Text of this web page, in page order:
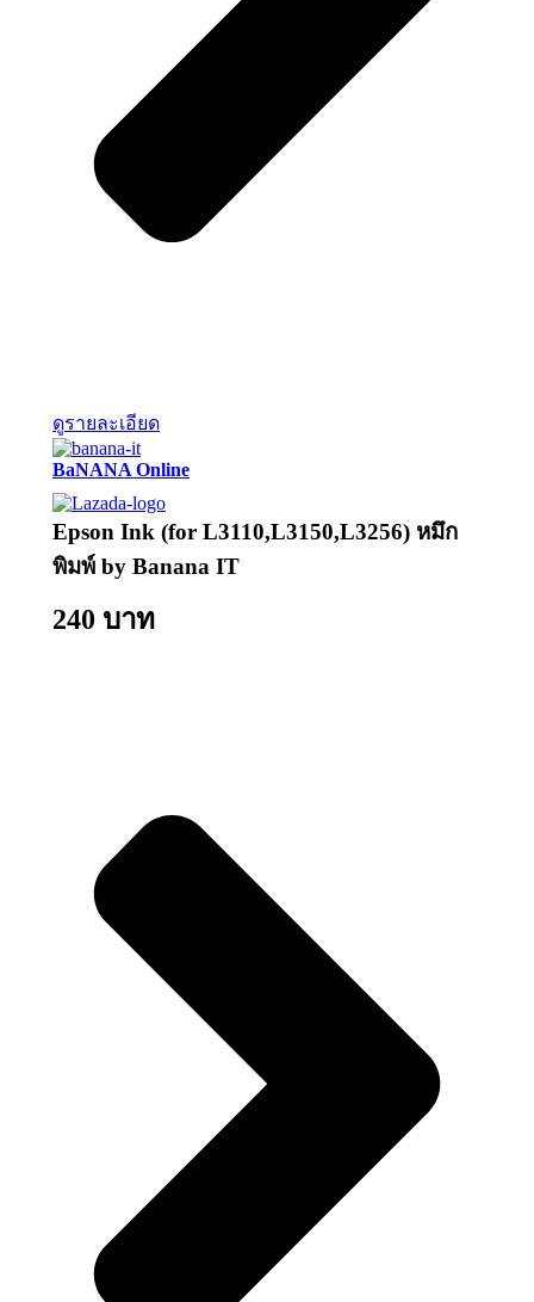
ดูรายละเอียด
BaNANA Online
Epson Ink (for L3110,L3150,L3256) หมึก
พิมพ์ by Banana IT
240 บาท